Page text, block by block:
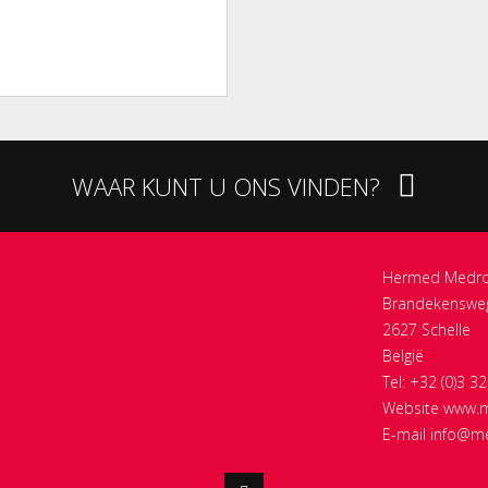
WAAR KUNT U ONS VINDEN?
Hermed
2627 Schelle
België
Tel: +32 (0)3
Website
E-mail